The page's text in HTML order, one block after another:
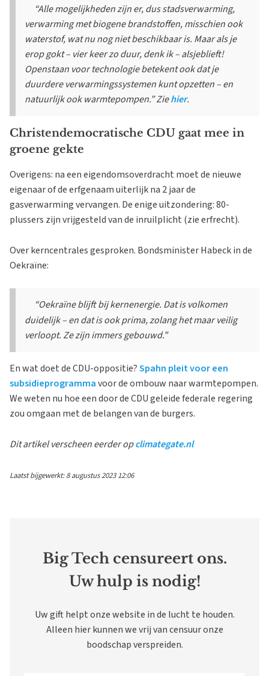
“Alle mogelijkheden zijn er, dus stadsverwarming,
verwarming met biogene brandstoffen, misschien ook
waterstof, wat nu nog niet beschikbaar is. Maar als je
erop gokt – vier keer zo duur, denk ik – alsjeblieft!
Openstaan ​​voor technologie betekent ook dat je
duurdere verwarmingssystemen kunt opzetten – en
natuurlijk ook warmtepompen.” Ziehier.
Christendemocratische CDU gaat mee in
groene gekte
Overigens: na een eigendomsoverdracht moet de nieuwe
eigenaar of de erfgenaam uiterlijk na 2 jaar de
gasverwarming vervangen. De enige uitzondering: 80-
plussers zijn vrijgesteld van de inruilplicht (zie erfrecht).
Over kerncentrales gesproken. Bondsminister Habeck in de
Oekraïne:
“Oekraïne blijft bij kernenergie. Dat is volkomen
duidelijk – en dat is ook prima, zolang het maar veilig
verloopt. Ze zijn immers gebouwd.”
En wat doet de CDU-oppositie?Spahn pleit voor een
subsidieprogrammavoor de ombouw naar warmtepompen.
We weten nu hoe een door de CDU geleide federale regering
zou omgaan met de belangen van de burgers.
Dit artikel verscheen eerder opclimategate.nl
Laatst bijgewerkt: 8 augustus 2023 12:06
Big Tech censureert ons.
Uw hulp is nodig!
Uw gift helpt onze website in de lucht te houden.
Alleen hier kunnen we vrij van censuur onze
boodschap verspreiden.